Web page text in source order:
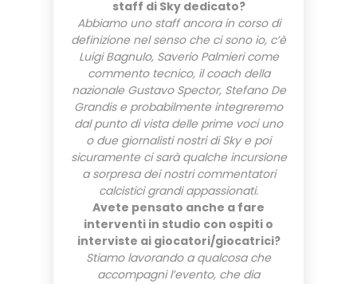
staff di Sky dedicato?
Abbiamo uno staff ancora in corso di
definizione nel senso che ci sono io, c’è
Luigi Bagnulo, Saverio Palmieri come
commento tecnico, il coach della
nazionale Gustavo Spector, Stefano De
Grandis e probabilmente integreremo
dal punto di vista delle prime voci uno
o due giornalisti nostri di Sky e poi
sicuramente ci sarà qualche incursione
a sorpresa dei nostri commentatori
calcistici grandi appassionati.
Avete pensato anche a fare
interventi in studio con ospiti o
interviste ai giocatori/giocatrici?
Stiamo lavorando a qualcosa che
accompagni l’evento, che dia